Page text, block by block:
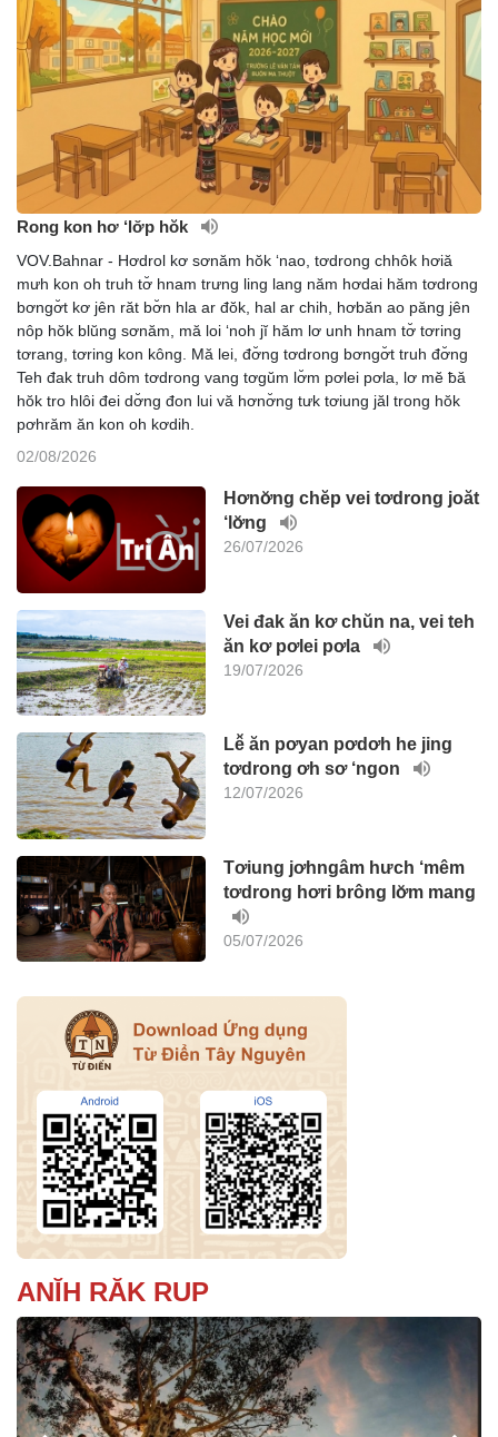
Rong kon hơ ‘lơ̆p hŏk
VOV.Bahnar - Hơdrol kơ sơnăm hŏk ‘nao, tơdrong chhôk hơiă
mưh kon oh truh tơ̆ hnam trưng ling lang năm hơdai hăm tơdrong
bơngơ̆t kơ jên răt bơ̆n hla ar đŏk, hal ar chih, hơbăn ao păng jên
nôp hŏk blŭng sơnăm, mă loi ‘noh jĭ hăm lơ unh hnam tơ̆ tơring
tơrang, tơring kon kông. Mă lei, đơ̆ng tơdrong bơngơ̆t truh đơ̆ng
Teh đak truh dôm tơdrong vang tơgŭm lơ̆m pơlei pơla, lơ mĕ ƀă
hŏk tro hlôi đei dơ̆ng đon lui vă hơnơ̆ng tưk tơiung jăl trong hŏk
pơhrăm ăn kon oh kơdih.
02/08/2026
Hơnơ̆ng chĕp vei tơdrong joăt
‘lơ̆ng
26/07/2026
Vei đak ăn kơ chŭn na, vei teh
ăn kơ pơlei pơla
19/07/2026
Lê̆ ăn pơyan pơdơh he jing
tơdrong ơh sơ ‘ngon
12/07/2026
Tơiung jơhngâm hưch ‘mêm
tơdrong hơri brông lơ̆m mang
05/07/2026
ANĬH RĂK RUP